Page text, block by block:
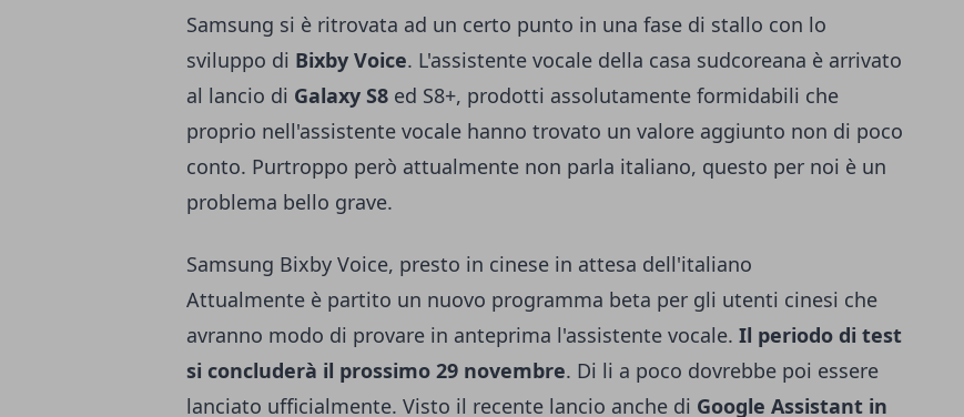
Samsung si è ritrovata ad un certo punto in una fase di stallo con lo
sviluppo di Bixby Voice. L'assistente vocale della casa sudcoreana è arrivato
al lancio di Galaxy S8 ed S8+, prodotti assolutamente formidabili che
proprio nell'assistente vocale hanno trovato un valore aggiunto non di poco
conto. Purtroppo però attualmente non parla italiano, questo per noi è un
problema bello grave.
Samsung Bixby Voice, presto in cinese in attesa dell'italiano
Attualmente è partito un nuovo programma beta per gli utenti cinesi che
avranno modo di provare in anteprima l'assistente vocale. Il periodo di test
si concluderà il prossimo 29 novembre. Di li a poco dovrebbe poi essere
lanciato ufficialmente. Visto il recente lancio anche di Google Assistant in